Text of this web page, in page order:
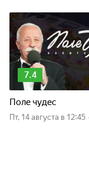
7.4
Поле чудес
пт, 14 августа в 12:45